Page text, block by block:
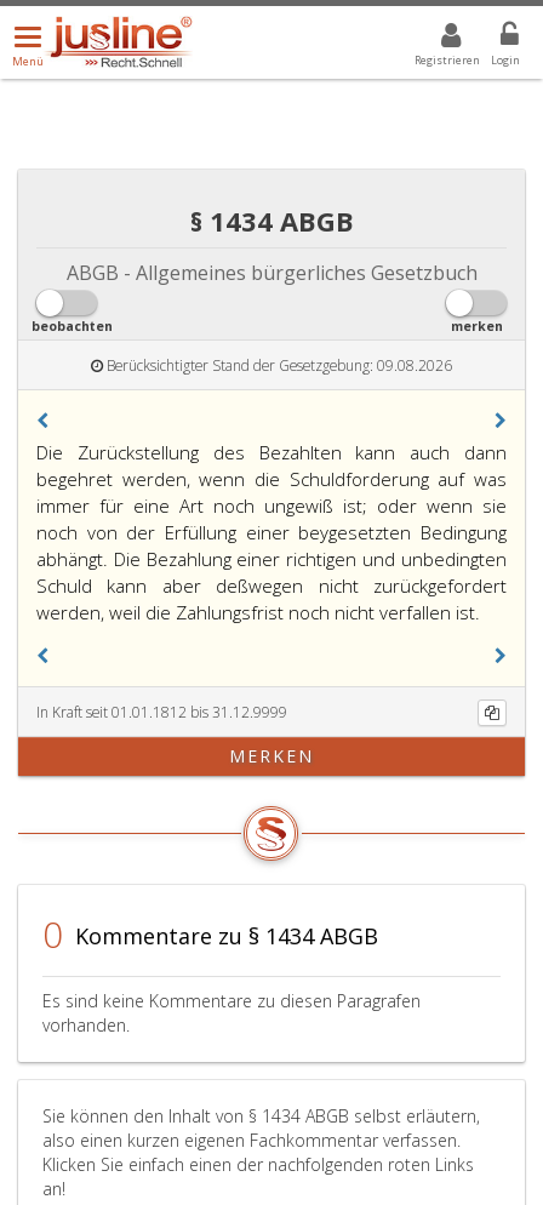
Registrieren Login
Menü
öffnen/schließen
Menü
ALLE DROPDOWN: GEWÄHLTER WERT IST ALLE
§ 1434 ABGB
ABGB - Allgemeines bürgerliches Gesetzbuch
beobachten merken
Berücksichtigter Stand der Gesetzgebung: 09.08.2026
Paragraph
1434,
Die Zurückstellung des Bezahlten kann auch dann
begehret werden, wenn die Schuldforderung auf was
immer für eine Art noch ungewiß ist; oder wenn sie
noch von der Erfüllung einer beygesetzten Bedingung
abhängt. Die Bezahlung einer richtigen und unbedingten
Schuld kann aber deßwegen nicht zurückgefordert
werden, weil die Zahlungsfrist noch nicht verfallen ist.
In Kraft seit 01.01.1812 bis 31.12.9999
MERKEN
0 Kommentare zu § 1434 ABGB
Es sind keine Kommentare zu diesen Paragrafen
vorhanden.
Sie können den Inhalt von § 1434 ABGB selbst erläutern,
also einen kurzen eigenen Fachkommentar verfassen.
Klicken Sie einfach einen der nachfolgenden roten Links
an!